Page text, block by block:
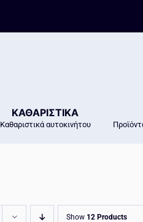
ΚΑΘΑΡΙΣΤΙΚΑ
Καθαριστικά αυτοκινήτου
Show 12 Products